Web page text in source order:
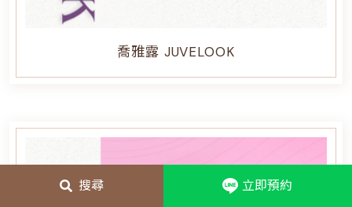
搜尋 立即預約
喬雅露 JUVELOOK